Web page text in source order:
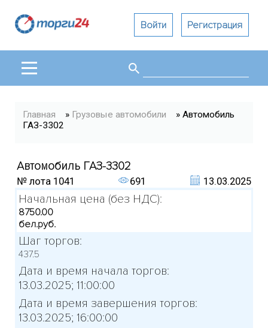
Войти Регистрация
Форма поиска
Вы здесь
Главная » Грузовые автомобили
» Автомобиль
ГАЗ-3302
Автомобиль ГАЗ-3302
№ лота 1041 691 13.03.2025
Начальная цена (без НДС):
8750.00
бел.руб.
Шаг торгов:
437.5
Дата и время начала торгов:
13.03.2025; 11:00:00
Дата и время завершения торгов:
13.03.2025; 16:00:00